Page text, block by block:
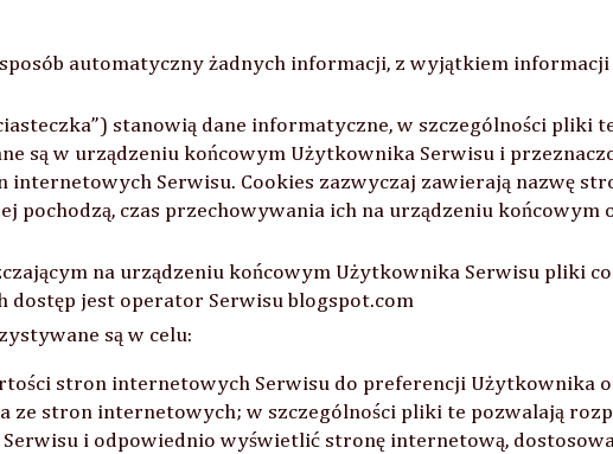
automatyczny żadnych informacji, z wyjątkiem
stanowią dane informatyczne, w szczególności pliki
są w urządzeniu końcowym Użytkownika Serwisu i
internetowych Serwisu. Cookies zazwyczaj zawierają nazwę
pochodzą, czas przechowywania ich na urządzeniu końcowym
na urządzeniu końcowym Użytkownika Serwisu pliki
dostęp jest operator Serwisu blogspot.com
są w celu:
stron internetowych Serwisu do preferencji Użytkownika
ze stron internetowych; w szczególności pliki te pozwalają
i odpowiednio wyświetlić stronę internetową,